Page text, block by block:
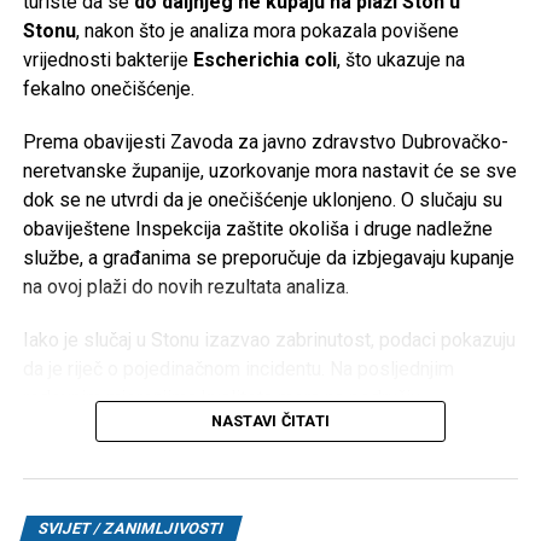
Više od stoljeća tradicije
Korijeni Varte sežu u
nastao je od njemačkog izrazaVertrieb, Aufladung,
Reparatur transportabler Akkumulatoren(prodaja, punjenje
i popravka prenosnih akumulatora). Njene baterije koristio
je čak i poznati istraživačFridtjof Nansentokom polarnih
ekspedicija.
Međutim, historija kompanije ima i tamnu stranu. Početkom
20. stoljeća tadašnji proizvođač AFA preuzima industrijalac
kompanija je koristila prisilni rad logoraša i ratnih
zarobljenika u fabrikama akumulatora širom okupirane
Evrope, gdje su radili u izuzetno opasnim uslovima bez
Stonu, nakon što je analiza mora pokazala povišene
vrijednosti bakterije Escherichia coli, što ukazuje na
fekalno onečišćenje.
Prema obavijesti Zavoda za javno zdravstvo Dubrovačko-
neretvanske županije, uzorkovanje mora nastavit će se sve
dok se ne utvrdi da je onečišćenje uklonjeno. O slučaju su
obaviještene Inspekcija zaštite okoliša i druge nadležne
službe, a građanima se preporučuje da izbjegavaju kupanje
na ovoj plaži do novih rezultata analiza.
Iako je slučaj u Stonu izazvao zabrinutost, podaci pokazuju
redovnim mjerenjima kvaliteta mora na području
Dubrovačko-neretvanske županije bila je vrlo dobra – od
more izvrsne kakvoće, dok je plažaBilin žal u Lumbardi
na Korčulidobila ocjenu zadovoljavajuće kvalitete, ali bez
NASTAVI ČITATI
SVIJET / ZANIMLJIVOSTI